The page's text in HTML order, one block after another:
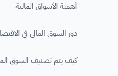
أهمية الأسواق المالية
دور السوق المالي في
كيف يتم تصنيف السوق